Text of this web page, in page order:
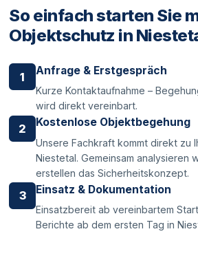
So einfach starten Sie
Objektschutz in
1 Anfrage & Erstgespräch
Kurze Kontaktaufnahme –
wird direkt vereinbart.
2 Kostenlose Objektbegehung
Unsere Fachkraft kommt direkt zu
Niestetal. Gemeinsam analysieren
erstellen das Sicherheitskonzept.
3 Einsatz & Dokumentation
Einsatzbereit ab vereinbartem
Berichte ab dem ersten Tag in